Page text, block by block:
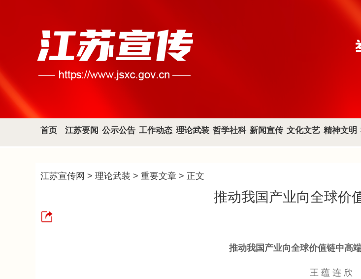
首页 江苏要闻 公示公告 工作动态 理论武装 哲学社科 新闻宣传 文化文艺 精神文明
江苏宣传网 > 理论武装 > 重要文章 > 正文
推动我国产业向全球价
推动我国产业向全球价值链中高
王 蕴 连 欣